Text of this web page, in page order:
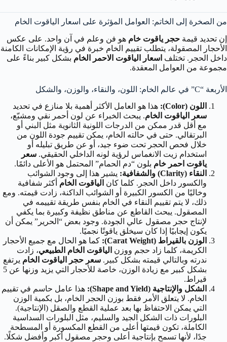
من الصخرة إلى الخاتم: العوامل المؤثرة على اسعار الياقوت الخام
إن تحديد قيمة حجر ياقوت خام هو فن وعلم في آن واحد. على عكس
الأحجار المصقولة، يتطلب تقييم الخام خبرة في رؤية الإمكانات الكامنة
داخل الحجر. تختلف اسعار الياقوت الاحمر الخام بشكل كبير بناءً على
مجموعة من العوامل المعقدة.
الأربعة “C” في عالم الخام: اللون، والنقاء، والوزن، والشكل
اللون (Color):
هذا هو العامل الأكثر أهمية بلا منازع في تحديد
سعر الياقوت الخام. يبحث الخبراء عن لون أحمر نقي ومشبّع،
مع أقل قدر ممكن من الدرجات اللونية الثانوية مثل البني أو
البرتقالي. حتى في حالته الخام، يمكن تقييم جودة اللون من
خلال فحص الحجر تحت ضوء جيد، أو عن طريق تبليله أو
استخدام زيت الانغماس لرؤية لونه الداخلي الحقيقي. سعر
ياقوت احمر خام بلون “دم الحمام” المحتمل هو الأعلى دائمًا.
النقاء (Clarity) والشفافية:
يشير هذا إلى وجود الشوائب
والكسور داخل الحجر. كلما كان الياقوت الخام أكثر شفافية
وخاليًا من الكسور الكبيرة أو الشوائب الداكنة، زادت قيمته. ومع
ذلك، لا يتم تقييم النقاء في الخام بنفس طريقة تقييمه في
المصقول. يبحث القاطع عن مناطق نظيفة وكبيرة بما يكفي
لإنتاج حجر مصقول عالي الجودة. وجود بعض “الحرير” يمكن أن
يكون إيجابيًا إذا كان سيخلق ياقوتًا نجميًا.
الوزن بالقيراط (Carat Weight):
كما هو الحال مع جميع الأحجار
الكريمة، كلما زاد حجم ووزن الياقوت الخام الطبيعي، زادت
ندرته وبالتالي قيمته بشكل كبير. سعر حجر الياقوت الخام يرتفع
بشكل كبير مع زيادة الوزن، خاصة للأحجار التي يزيد وزنها عن 5
قيراط.
الشكل والإنتاجية (Shape and Yield):
هذا عامل حاسم في تقييم
الخام. لا يتعلق الأمر فقط بوزن الحجر الخام، بل بكمية الوزن
التي يمكن الاحتفاظ بها بعد عملية القطع والصقل (الإنتاجية).
البلورات ذات الشكل الجيد والسليم، مثل البلورات السداسية
الكاملة، تكون قيمتها أعلى من القطع المكسورة أو المسطحة
جدًا، لأنها تسمح بإنتاجية أعلى وحجر مصقول أكبر وأفضل شكلًا.